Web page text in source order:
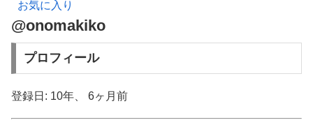
お気に入り
@onomakiko
プロフィール
登録日: 10年、 6ヶ月前